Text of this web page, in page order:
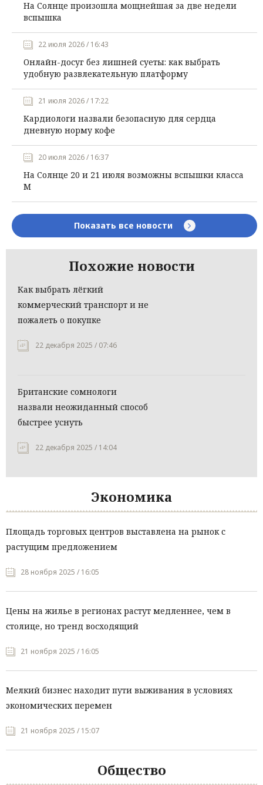
На Солнце произошла мощнейшая за две недели
вспышка
22 июля 2026 / 16:43
Онлайн-досуг без лишней суеты: как выбрать
удобную развлекательную платформу
21 июля 2026 / 17:22
Кардиологи назвали безопасную для сердца
дневную норму кофе
20 июля 2026 / 16:37
На Солнце 20 и 21 июля возможны вспышки класса
М
Показать все новости
Похожие новости
Как выбрать лёгкий
коммерческий транспорт и не
пожалеть о покупке
22 декабря 2025 / 07:46
Британские сомнологи
назвали неожиданный способ
быстрее уснуть
22 декабря 2025 / 14:04
Экономика
Площадь торговых центров выставлена на рынок с
растущим предложением
28 ноября 2025 / 16:05
Цены на жилье в регионах растут медленнее, чем в
столице, но тренд восходящий
21 ноября 2025 / 16:05
Мелкий бизнес находит пути выживания в условиях
экономических перемен
21 ноября 2025 / 15:07
Общество